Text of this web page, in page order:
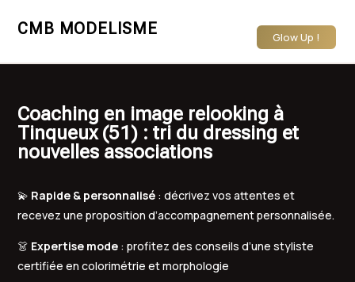
CMB MODELISME Glow Up !
Coaching en image relooking à
Tinqueux (51) : tri du dressing et
nouvelles associations
💫 Rapide & personnalisé : décrivez vos attentes et
recevez une proposition d’accompagnement personnalisée.
👗 Expertise mode : profitez des conseils d’une styliste
certifiée en colorimétrie et morphologie